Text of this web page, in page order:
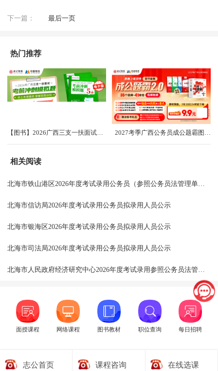
下一篇： 最后一页
热门推荐
【图书】2026广西三支一扶面试考前冲刺卷（共5套）
相关阅读
北海市铁山港区2026年度考试录用公务员（参照公务员法管理单位工作人员）拟录用人员公示（第一批）
北海市信访局2026年度考试录用公务员拟录用人员公示
北海市银海区2026年度考试录用公务员拟录用人员公示
北海市司法局2026年度考试录用公务员拟录用人员公示
面授课程 网络课程 图书教材 职位查询 每日招聘
志公首页 课程咨询 在线选课